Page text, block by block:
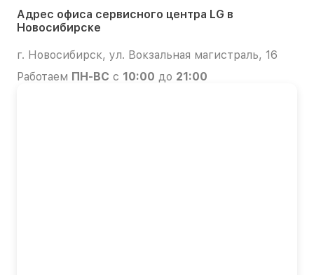
Адрес офиса сервисного центра LG в
Новосибирске
г. Новосибирск, ул. Вокзальная магистраль, 16
Работаем ПН-ВС с 10:00 до 21:00